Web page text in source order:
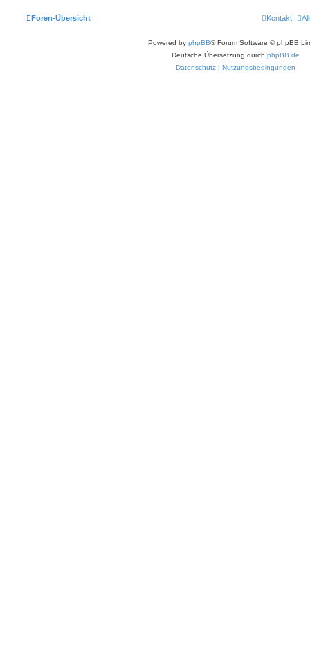
Foren-Übersicht Kontakt
Powered by phpBB® Forum Software © phpBB
Deutsche Übersetzung durch phpBB.de
Datenschutz | Nutzungsbedingungen